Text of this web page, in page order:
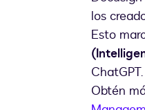
los
Esto
ChatGPT.
Obtén